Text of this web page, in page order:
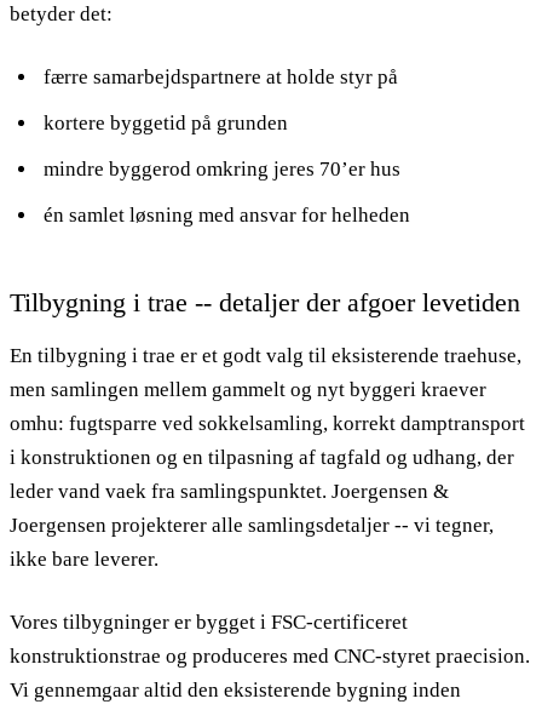
betyder det:
færre samarbejdspartnere at holde styr på
kortere byggetid på grunden
mindre byggerod omkring jeres 70’er hus
én samlet løsning med ansvar for helheden
Tilbygning i trae -- detaljer der afgoer levetiden
En tilbygning i trae er et godt valg til eksisterende traehuse,
men samlingen mellem gammelt og nyt byggeri kraever
omhu: fugtsparre ved sokkelsamling, korrekt damptransport
i konstruktionen og en tilpasning af tagfald og udhang, der
leder vand vaek fra samlingspunktet. Joergensen &
Joergensen projekterer alle samlingsdetaljer -- vi tegner,
ikke bare leverer.
Vores tilbygninger er bygget i FSC-certificeret
konstruktionstrae og produceres med CNC-styret praecision.
Vi gennemgaar altid den eksisterende bygning inden